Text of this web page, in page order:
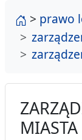
strona
> prawo